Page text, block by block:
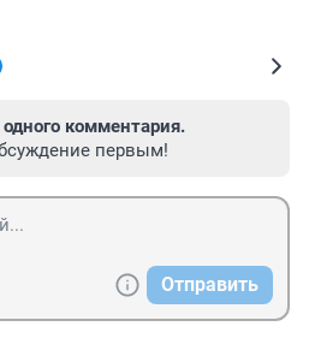
комментария.
первым!
Отправить